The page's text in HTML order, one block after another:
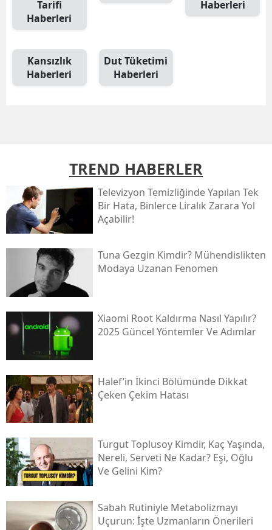
Tarifi
Haberleri
Haberleri
Kansızlık
Haberleri
Dut Tüketimi
Haberleri
TREND HABERLER
Televizyon Temizliğinde Yapılan Tek
Bir Hata, Binlerce Liralık Zarara Yol
Açabilir!
Tuna Gezgin Kimdir? Mühendislikten
Modaya Uzanan Fenomen
Xiaomi Root Kaldırma Nasıl Yapılır?
2025 Güncel Yöntemler Ve Adımlar
Halef’in İkinci Bölümünde Dikkat
Çeken Çekim Hatası
Turgut Toplusoy Kimdir, Kaç Yaşında,
Nereli, Serveti Ne Kadar? Eşi, Oğlu
Ve Gelini Kim?
Sabah Rutiniyle Metabolizmayı
Uçurun: İşte Uzmanların Önerileri